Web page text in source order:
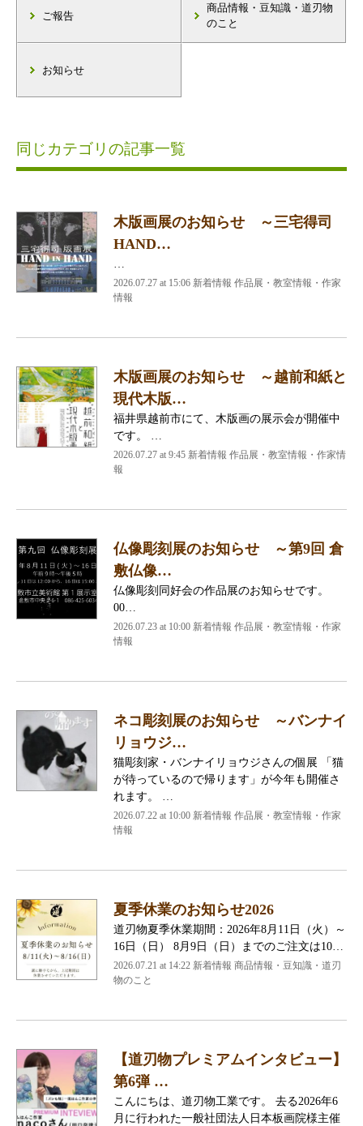
ご報告
商品情報・豆知識・道刃物
のこと
お知らせ
同じカテゴリの記事一覧
木版画展のお知らせ ～三宅得司
HAND…
2026.07.27 at 15:06 新着情報 作品展・教室情報・作家
情報
木版画展のお知らせ ～越前和紙と
現代木版…
福井県越前市にて、木版画の展示会が開催中
です。 …
2026.07.27 at 9:45 新着情報 作品展・教室情報・作家情
報
仏像彫刻展のお知らせ ～第9回 倉
敷仏像…
仏像彫刻同好会の作品展のお知らせです。
00…
2026.07.23 at 10:00 新着情報 作品展・教室情報・作家
情報
ネコ彫刻展のお知らせ ～バンナイ
リョウジ…
猫彫刻家・バンナイリョウジさんの個展 「猫
が待っているので帰ります」が今年も開催さ
れます。 …
2026.07.22 at 10:00 新着情報 作品展・教室情報・作家
情報
夏季休業のお知らせ2026
道刃物夏季休業期間：2026年8月11日（火）～
16日（日） 8月9日（日）までのご注文は10…
2026.07.21 at 14:22 新着情報 商品情報・豆知識・道刃
物のこと
【道刃物プレミアムインタビュー】
第6弾 …
こんにちは、道刃物工業です。 去る2026年6
月に行われた一般社団法人日本板画院様主催